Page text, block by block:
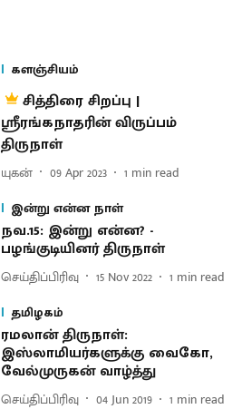
களஞ்சியம்
சித்திரை சிறப்பு |
ஸ்ரீரங்கநாதரின் விருப்பம்
திருநாள்
யுகன் 09 Apr 2023 1 min read
இன்று என்ன நாள்
நவ.15: இன்று என்ன? -
பழங்குடியினர் திருநாள்
செய்திப்பிரிவு 15 Nov 2022 1 min read
தமிழகம்
ரமலான் திருநாள்:
இஸ்லாமியர்களுக்கு வைகோ,
வேல்முருகன் வாழ்த்து
செய்திப்பிரிவு 04 Jun 2019 1 min read